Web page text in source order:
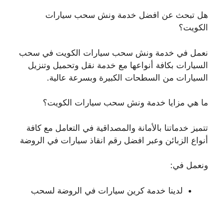
هل تبحث عن افضل خدمة ونش سحب سيارات
الكويت؟
نعمل في خدمة ونش سحب سيارات الكويت في سحب
السيارات بكافة أنواعها مع خدمة نقل وتحميل وتنزيل
السيارات من السطحات الكبيرة وبسرعة عالية.
ما هي مزايا خدمة ونش سحب سيارات الكويت؟
تتميز خدماتنا بالأمانة والمصداقية في التعامل مع كافة
أنواع الزبائن وعبر افضل رقم انقاذ سيارات في الروضة
ونعمل في:
لدينا خدمة كرين سيارات في الروضة لسحب